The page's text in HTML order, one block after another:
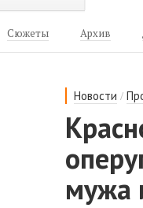
Сюжеты Архив
Новости /
мужа